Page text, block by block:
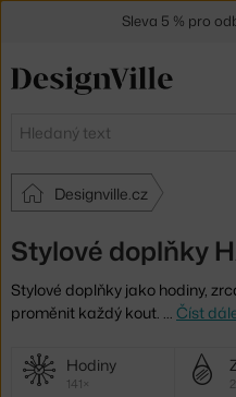
Hledat
Designville.cz
Stylové doplňky
Stylové doplňky jako hodiny,
proměnit každý kout. … Číst
Další
kategorie
Hodiny
141×
Sleva 5 % pro